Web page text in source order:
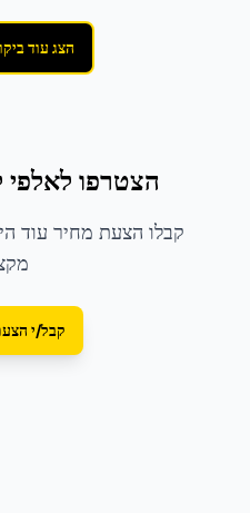
הצג עוד
הצטרפו לאלפי
קבלו הצעת מחיר עוד
קבל/י